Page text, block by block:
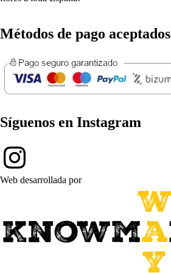
Métodos de pago aceptados
Síguenos en Instagram
Web desarrollada por